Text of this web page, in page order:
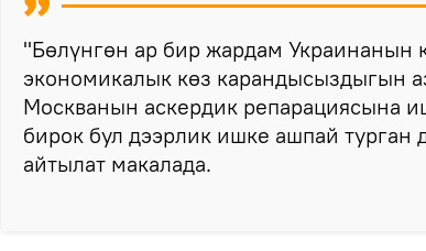
"Бөлүнгөн ар бир жардам Украинанын
экономикалык көз карандысыздыгын
Москванын аскердик репарациясына
бирок бул дээрлик ишке ашпай турган
айтылат макалада.